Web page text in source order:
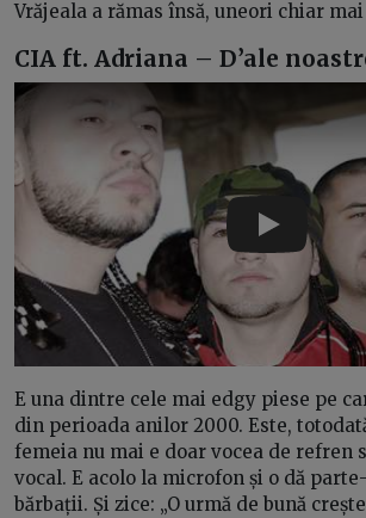
Vrăjeala a rămas însă, uneori chiar
CIA ft. Adriana – D’ale
Play
E una dintre cele mai edgy piese pe
din perioada anilor 2000. Este,
femeia nu mai e doar vocea de refren
vocal. E acolo la microfon și o dă
bărbații. Și zice: „O urmă de bună